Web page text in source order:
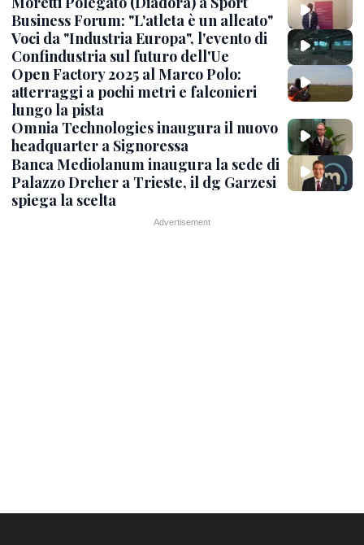
Business Forum: "L'atleta è un alleato"
Voci da "Industria Europa", l'evento di
Confindustria sul futuro dell'Ue
Open Factory 2025 al Marco Polo:
atterraggi a pochi metri e falconieri
lungo la pista
Omnia Technologies inaugura il nuovo
headquarter a Signoressa
Banca Mediolanum inaugura la sede di
Palazzo Dreher a Trieste, il dg Garzesi
spiega la scelta